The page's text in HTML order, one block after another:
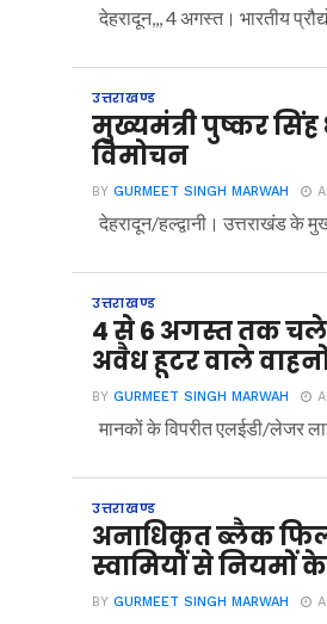
देहरादून,,, 4 अगस्त। भारतीय
उत्तराखण्ड
मुख्यमंत्री पुष्कर सिंह
विमोचन
BY GURMEET SINGH MARWAH
देहरादून/हल्द्वानी। उत्तराखंड के
उत्तराखण्ड
4 से 6 अगस्त तक
अवैध हूटर वाले
BY GURMEET SINGH MARWAH
मानकों के विपरीत एलईडी/लेजर
उत्तराखण्ड
अनाधिकृत ब्लैक
स्वामियों से नियमों
BY GURMEET SINGH MARWAH